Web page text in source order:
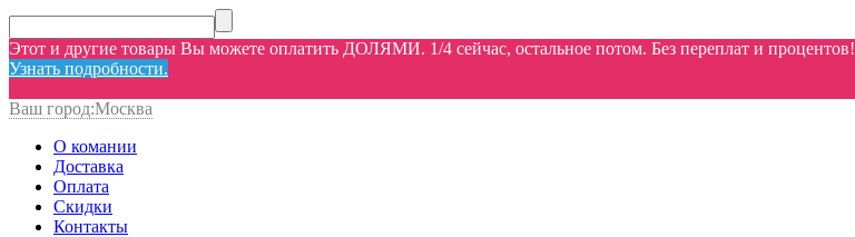
Этот и другие товары Вы можете оплатить ДОЛЯМИ. 1/4 сейчас, остальное потом. Без переплат и процентов!
Узнать подробности.
Ваш город:Москва
О комании
Доставка
Оплата
Скидки
Контакты